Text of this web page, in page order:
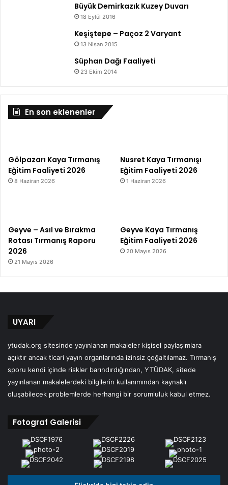
Büyük Demirkazık Kuzey Duvarı
18 Eylül 2016
Keşiştepe – Paçoz 2 Varyant
13 Nisan 2015
Süphan Dağı Faaliyeti
23 Ekim 2014
En son eklenenler
Gölpazarı Kaya Tırmanış
Eğitim Faaliyeti 2026
8 Haziran 2026
Nusret Kaya Tırmanışı
Eğitim Faaliyeti 2026
1 Haziran 2026
Geyve – Asıl ve Bırakma
Rotası Tırmanış Raporu
2026
21 Mayıs 2026
Geyve Kaya Tırmanış
Eğitim Faaliyeti 2026
20 Mayıs 2026
UYARI
ytudak.org sitesinde yayınlanan makaleler kişisel paylaşımlara
açıktır ancak ticari yayın organlarında izinsiz çoğaltılamaz. Tırmanış
sporu kendi içinde riskler barındırdığından, YTÜDAK, sitede
yayınlanan makalelerdeki bilgilerin kullanımından kaynaklı
oluşabilecek problemlerde herhangi bir sorumluluk kabul etmez.
Fotograf Galerisi